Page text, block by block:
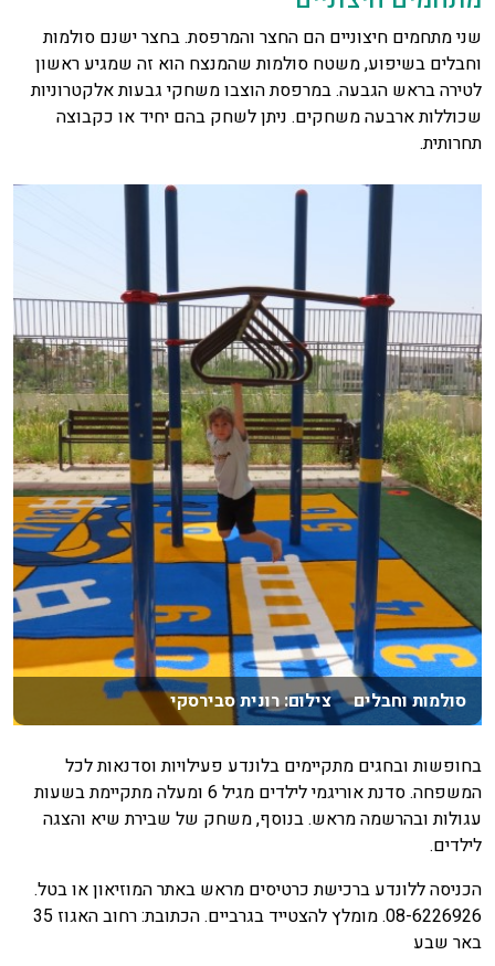
שני מתחמים חיצוניים הם החצר והמרפסת. בחצר ישנם סולמות
וחבלים בשיפוע, משטח סולמות שהמנצח הוא זה שמגיע ראשון
לטירה בראש הגבעה. במרפסת הוצבו משחקי גבעות אלקטרוניות
שכוללות ארבעה משחקים. ניתן לשחק בהם יחיד או כקבוצה
תחרותית.
סולמות וחבלים צילום: רונית סבירסקי
בחופשות ובחגים מתקיימים בלונדע פעילויות וסדנאות לכל
המשפחה. סדנת אוריגמי לילדים מגיל 6 ומעלה מתקיימת בשעות
עגולות ובהרשמה מראש. בנוסף, משחק של שבירת שיא והצגה
לילדים.
הכניסה ללונדע ברכישת כרטיסים מראש באתר המוזיאון או בטל.
08-6226926. מומלץ להצטייד בגרביים. הכתובת: רחוב האגוז 35
באר שבע